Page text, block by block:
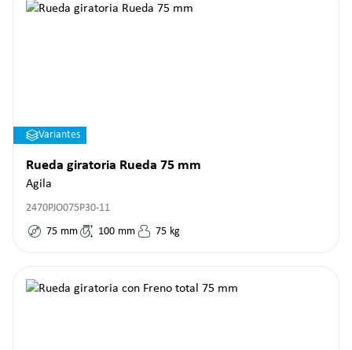
Variantes
Rueda giratoria Rueda 75 mm
Agila
2470PJO075P30-11
75 mm 100 mm 75 kg